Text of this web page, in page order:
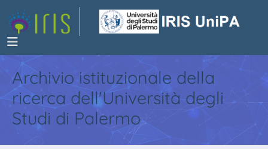
Archivio istituzionale della
ricerca dell'Università degli
Studi di Palermo